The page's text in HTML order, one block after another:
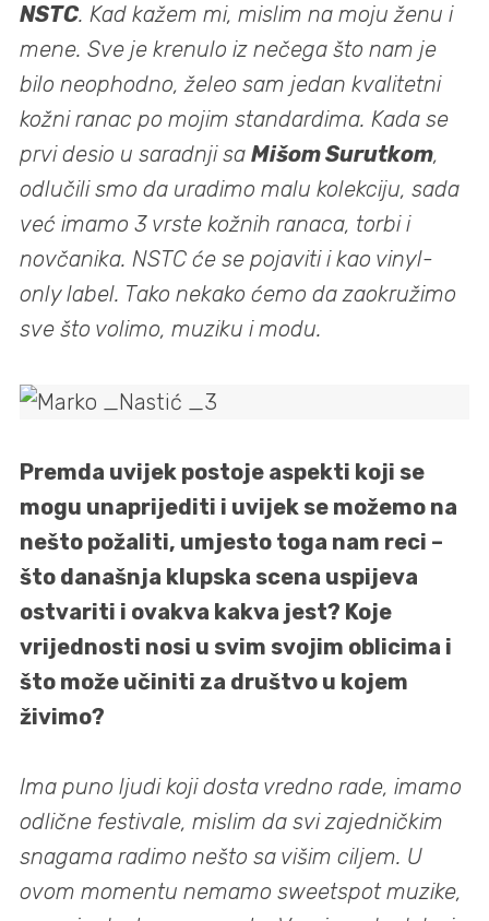
NSTC. Kad kažem mi, mislim na moju ženu i
mene. Sve je krenulo iz nečega što nam je
bilo neophodno, želeo sam jedan kvalitetni
kožni ranac po mojim standardima. Kada se
prvi desio u saradnji sa Mišom Surutkom,
odlučili smo da uradimo malu kolekciju, sada
već imamo 3 vrste kožnih ranaca, torbi i
novčanika. NSTC će se pojaviti i kao vinyl-
only label. Tako nekako ćemo da zaokružimo
sve što volimo, muziku i modu.
Premda uvijek postoje aspekti koji se
mogu unaprijediti i uvijek se možemo na
nešto požaliti, umjesto toga nam reci –
što današnja klupska scena uspijeva
ostvariti i ovakva kakva jest? Koje
vrijednosti nosi u svim svojim oblicima i
što može učiniti za društvo u kojem
živimo?
Ima puno ljudi koji dosta vredno rade, imamo
odlične festivale, mislim da svi zajedničkim
snagama radimo nešto sa višim ciljem. U
ovom momentu nemamo sweetspot muzike,